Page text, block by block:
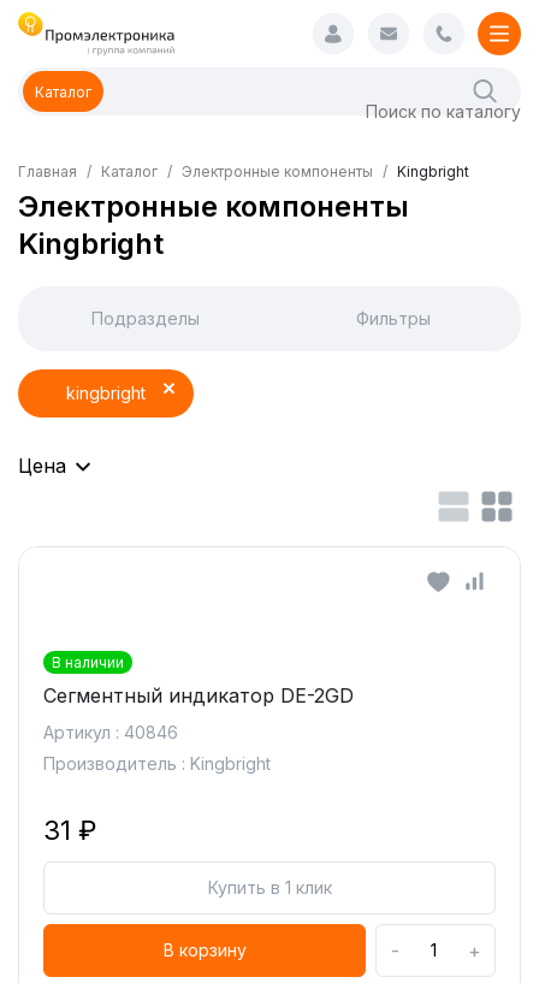
Каталог
Главная Каталог Электронные компоненты Kingbright
Электронные компоненты
Kingbright
Подразделы Фильтры
kingbright
Цена
В наличии
Сегментный индикатор DE-2GD
Артикул : 40846
Производитель : Kingbright
31 ₽
Купить в 1 клик
В корзину - +